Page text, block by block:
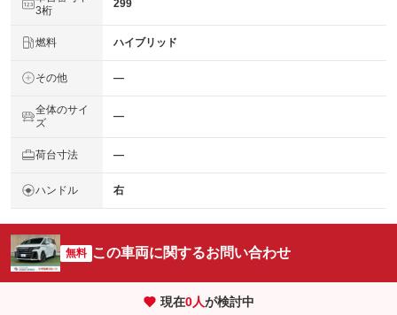
3桁
299
燃料 ハイブリッド
その他 ―
全体のサイ
ズ
―
荷台寸法 ―
ハンドル 右
無料 この車両に関するお問い合わせ
現在0人が検討中